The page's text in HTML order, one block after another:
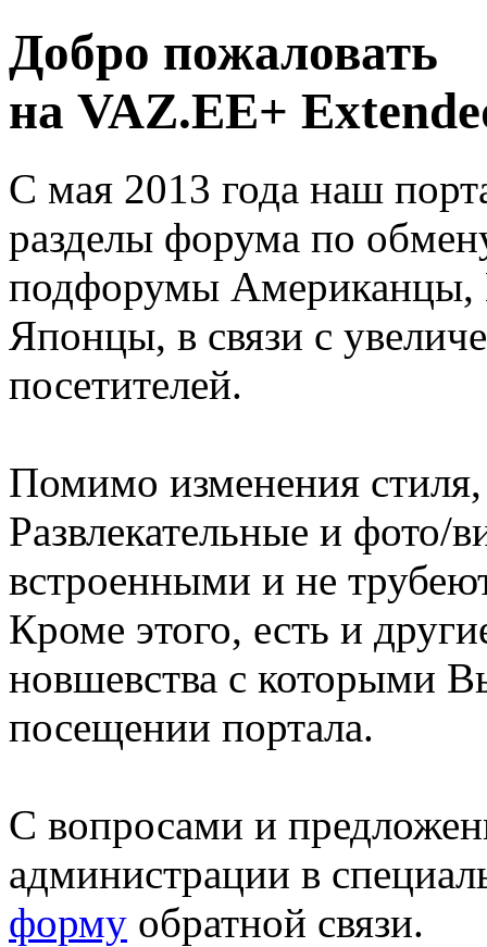
Добро пожаловать
на VAZ.EE+
С мая 2013 года наш
разделы форума по
подфорумы
Японцы, в связи с
посетителей.
Помимо изменения
Развлекательные и фото/
встроенными и не
Кроме этого, есть и
новшевства с которыми
посещении портала.
С вопросами и
администрации в
форму обратной связи.